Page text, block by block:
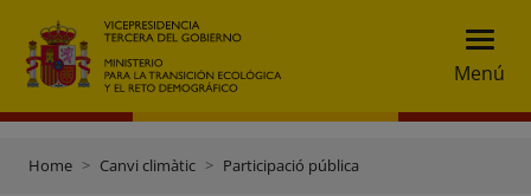
Menú
Home Canvi climàtic Participació pública